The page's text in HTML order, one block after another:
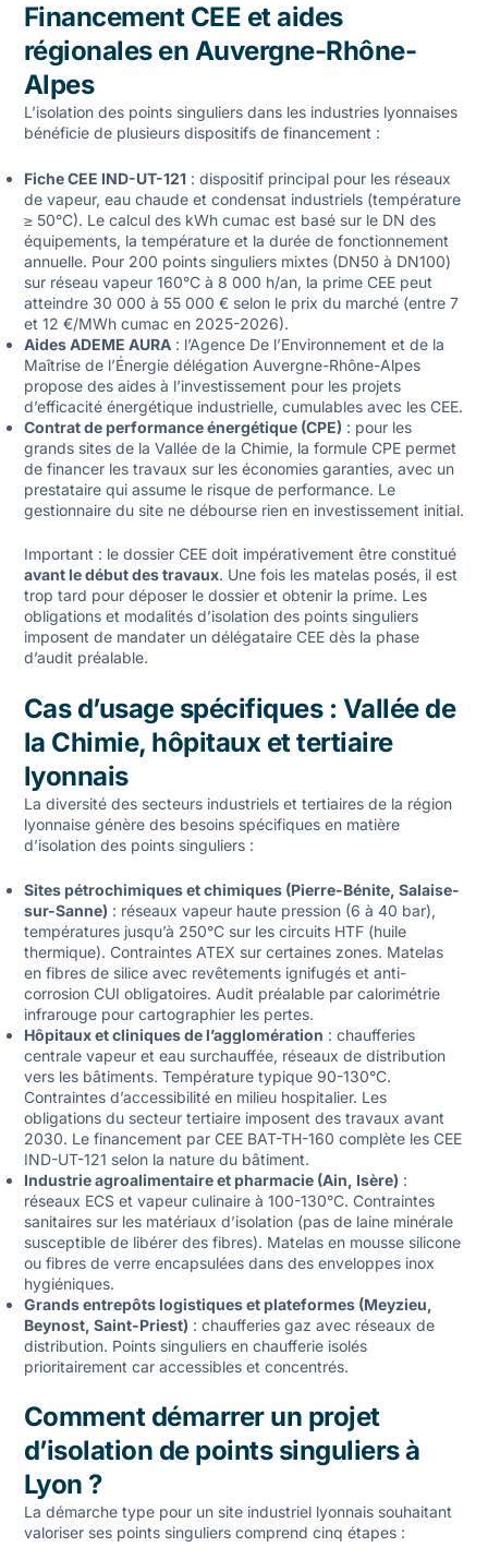
Financement CEE et aides
régionales en Auvergne-Rhône-
Alpes
L’isolation des points singuliers dans les industries lyonnaises
bénéficie de plusieurs dispositifs de financement :
Fiche CEE IND-UT-121 : dispositif principal pour les réseaux
de vapeur, eau chaude et condensat industriels (température
≥ 50°C). Le calcul des kWh cumac est basé sur le DN des
équipements, la température et la durée de fonctionnement
annuelle. Pour 200 points singuliers mixtes (DN50 à DN100)
sur réseau vapeur 160°C à 8 000 h/an, la prime CEE peut
atteindre 30 000 à 55 000 € selon le prix du marché (entre 7
et 12 €/MWh cumac en 2025-2026).
Aides ADEME AURA: l’Agence De l’Environnement et de la
Maîtrise de l’Énergie délégation Auvergne-Rhône-Alpes
propose des aides à l’investissement pour les projets
d’efficacité énergétique industrielle, cumulables avec les CEE.
Contrat de performance énergétique (CPE) : pour les
grands sites de la Vallée de la Chimie, la formule CPE permet
de financer les travaux sur les économies garanties, avec un
prestataire qui assume le risque de performance. Le
gestionnaire du site ne débourse rien en investissement initial.
Important : le dossier CEE doit impérativement être constitué
avant le début des travaux. Une fois les matelas posés, il est
trop tard pour déposer le dossier et obtenir la prime. Les
obligations et modalités d’isolation des points singuliers
imposent de mandater un délégataire CEE dès la phase
d’audit préalable.
Cas d’usage spécifiques : Vallée de
la Chimie, hôpitaux et tertiaire
lyonnais
La diversité des secteurs industriels et tertiaires de la région
lyonnaise génère des besoins spécifiques en matière
d’isolation des points singuliers :
Sites pétrochimiques et chimiques (Pierre-Bénite, Salaise-
sur-Sanne) : réseaux vapeur haute pression (6 à 40 bar),
températures jusqu’à 250°C sur les circuits HTF (huile
thermique). Contraintes ATEX sur certaines zones. Matelas
en fibres de silice avec revêtements ignifugés et anti-
corrosion CUI obligatoires. Audit préalable par calorimétrie
infrarouge pour cartographier les pertes.
Hôpitaux et cliniques de l’agglomération : chaufferies
centrale vapeur et eau surchauffée, réseaux de distribution
vers les bâtiments. Température typique 90-130°C.
Contraintes d’accessibilité en milieu hospitalier. Les
obligations du secteur tertiaireimposent des travaux avant
2030. Le financement par CEE BAT-TH-160 complète les CEE
IND-UT-121 selon la nature du bâtiment.
Industrie agroalimentaire et pharmacie (Ain, Isère) :
réseaux ECS et vapeur culinaire à 100-130°C. Contraintes
sanitaires sur les matériaux d’isolation (pas de laine minérale
susceptible de libérer des fibres). Matelas en mousse silicone
ou fibres de verre encapsulées dans des enveloppes inox
hygiéniques.
Grands entrepôts logistiques et plateformes (Meyzieu,
Beynost, Saint-Priest) : chaufferies gaz avec réseaux de
distribution. Points singuliers en chaufferie isolés
prioritairement car accessibles et concentrés.
Comment démarrer un projet
d’isolation de points singuliers à
Lyon ?
La démarche type pour un site industriel lyonnais souhaitant
valoriser ses points singuliers comprend cinq étapes :